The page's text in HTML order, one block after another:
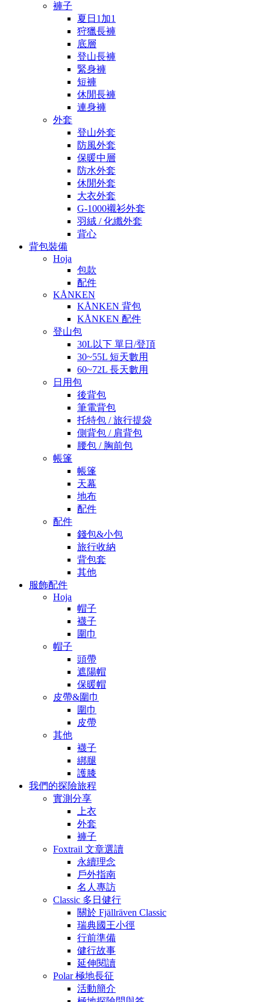
褲子
夏日1加1
狩獵長褲
底層
登山長褲
緊身褲
短褲
休閒長褲
連身褲
外套
登山外套
防風外套
保暖中層
防水外套
休閒外套
大衣外套
G-1000襯衫外套
羽絨 / 化纖外套
背心
背包裝備
Hoja
包款
配件
KÅNKEN
KÅNKEN 背包
KÅNKEN 配件
登山包
30L以下 單日/登頂
30~55L 短天數用
60~72L 長天數用
日用包
後背包
筆電背包
托特包 / 旅行提袋
側背包 / 肩背包
腰包 / 胸前包
帳篷
帳篷
天幕
地布
配件
配件
錢包&小包
旅行收納
背包套
其他
服飾配件
Hoja
帽子
襪子
圍巾
帽子
頭帶
遮陽帽
保暖帽
皮帶&圍巾
圍巾
皮帶
其他
襪子
綁腿
護膝
我們的探險旅程
實測分享
上衣
外套
褲子
Foxtrail 文章選讀
永續理念
戶外指南
名人專訪
Classic 多日健行
關於 Fjällräven Classic
瑞典國王小徑
行前準備
健行故事
延伸閱讀
Polar 極地長征
活動簡介